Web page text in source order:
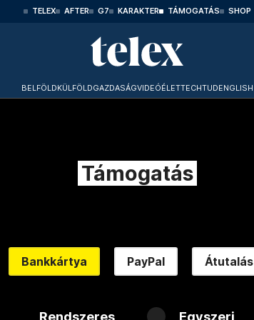
TELEX AFTER G7 KARAKTER TÁMOGATÁS SHOP
BELFÖLDKÜLFÖLDGAZDASÁGVIDEÓÉLETTECHTUDENGLISH
Támogatás
Bankkártya PayPal Átutalás
Rendszeres Egyszeri